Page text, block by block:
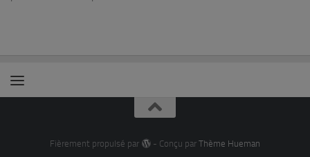
Fièrement propulsé par - Conçu par Thème Hueman